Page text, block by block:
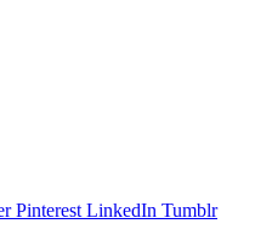
Pinterest LinkedIn Tumblr